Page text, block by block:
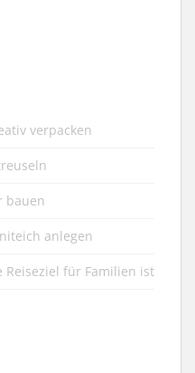
verpacken
bauen
anlegen
Reiseziel für Familien ist